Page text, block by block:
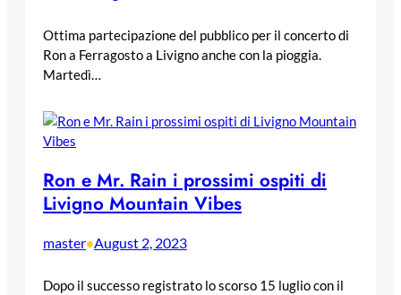
Ottima partecipazione del pubblico per il concerto di
Ron a Ferragosto a Livigno anche con la pioggia.
Martedì…
Ron e Mr. Rain i prossimi ospiti di
Livigno Mountain Vibes
master•August 2, 2023
Dopo il successo registrato lo scorso 15 luglio con il